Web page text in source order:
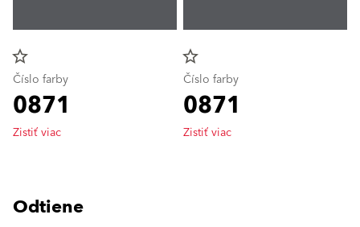
star_border
Číslo farby
0871
Zistiť viac
star_border
Číslo farby
0871
Zistiť viac
Odtiene